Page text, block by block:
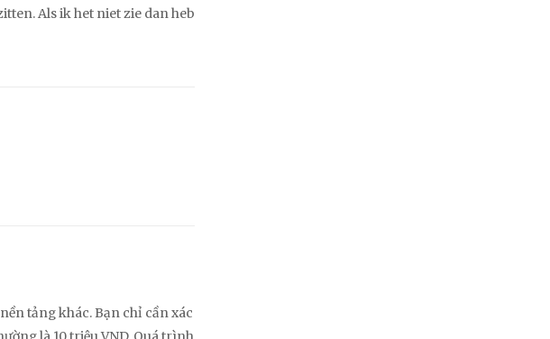
Als ik het niet zie dan heb
tảng khác. Bạn chỉ cần xác